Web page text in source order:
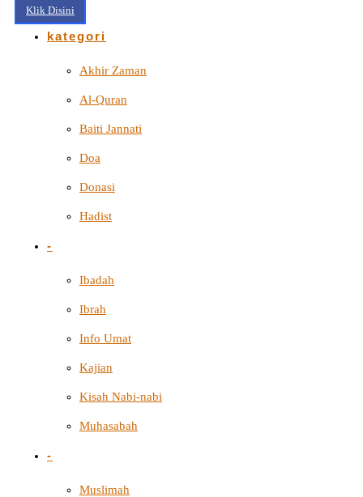
Klik Disini
kategori
Akhir Zaman
Al-Quran
Baiti Jannati
Doa
Donasi
Hadist
-
Ibadah
Ibrah
Info Umat
Kajian
Kisah Nabi-nabi
Muhasabah
-
Muslimah